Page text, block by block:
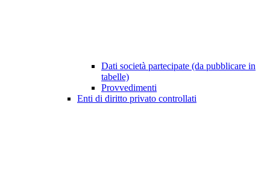
Dati società partecipate (da pubblicare in
tabelle)
Provvedimenti
Enti di diritto privato controllati